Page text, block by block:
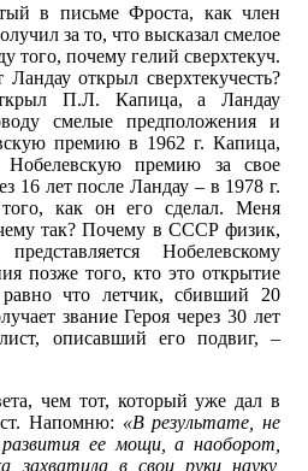
в письме Фроста, как член
за то, что высказал смелое
того, почему гелий сверхтекуч.
открыл сверхтекучесть?
П.Л. Капица, а Ландау
смелые предположения и
премию в 1962 г. Капица,
премию за свое
16 лет после Ландау – в 1978 г.
как он его сделал. Меня
так? Почему в СССР физик,
Нобелевскому
позже того, кто это открытие
что летчик, сбивший 20
звание Героя через 30 лет
описавший его подвиг, –
чем тот, который уже дал в
Напомню: «В результате, не
ее мощи, а наоборот,
захватила в свои руки науку,